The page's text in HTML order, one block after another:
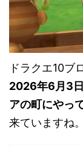
ドラクエ10ブ
2026年6月3
アの町にやっ
来ていますね。